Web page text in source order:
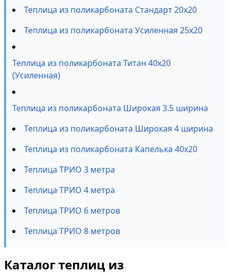
Теплица из поликарбоната Стандарт 20х20
Теплица из поликарбоната Усиленная 25х20
Теплица из поликарбоната Титан 40х20
(Усиленная)
Теплица из поликарбоната Широкая 3.5 ширина
Теплица из поликарбоната Широкая 4 ширина
Теплица из поликарбоната Капелька 40х20
Теплица ТРИО 3 метра
Теплица ТРИО 4 метра
Теплица ТРИО 6 метров
Теплица ТРИО 8 метров
Каталог теплиц из